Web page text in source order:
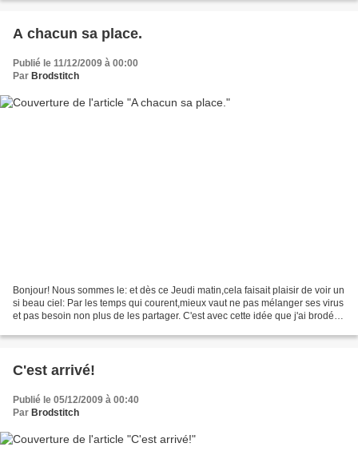
A chacun sa place.
Publié le 11/12/2009 à 00:00
Par Brodstitch
Bonjour! Nous sommes le: et dès ce Jeudi matin,cela faisait plaisir de voir un
si beau ciel: Par les temps qui courent,mieux vaut ne pas mélanger ses virus
et pas besoin non plus de les partager. C'est avec cette idée que j'ai brodé
C'est arrivé!
Publié le 05/12/2009 à 00:40
Par Brodstitch